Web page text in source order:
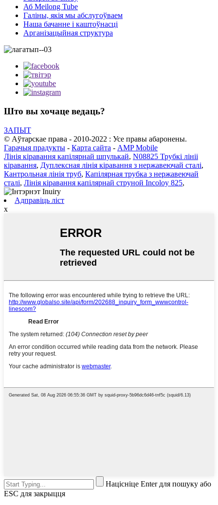
Аб Meilong Tube
Галіны, якія мы абслугоўваем
Наша бачанне і каштоўнасці
Арганізацыйная структура
Што вы хочаце ведаць?
ЗАПЫТ
© Аўтарскае права - 2010-2022 : Усе правы абаронены.
Гарачыя прадукты - Карта сайта - AMP Mobile
Лінія кіравання капілярнай шпулькай, N08825 Трубкі лініі
кіравання, Дуплексная лінія кіравання з нержавеючай сталі,
Кантрольная лінія труб, Капілярная трубка з нержавеючай
сталі, Лінія кіравання капілярнай струной Incoloy 825,
Адправіць ліст
x
Націсніце Enter для пошуку або
ESC для закрыцця